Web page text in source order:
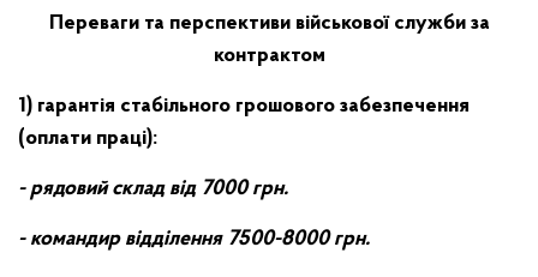
Переваги та перспективи військової служби за
контрактом
1) гарантія стабільного грошового забезпечення
(оплати праці):
- рядовий склад від 7000 грн.
- командир відділення 7500-8000 грн.